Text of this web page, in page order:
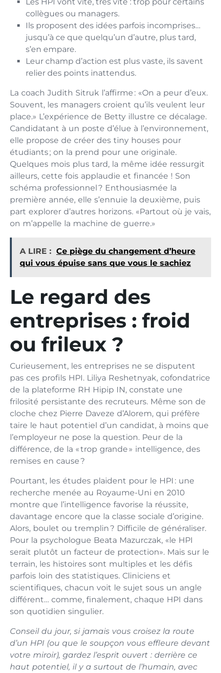
collègues ou managers.
Ils proposent des idées parfois incomprises…
jusqu’à ce que quelqu’un d’autre, plus tard,
s’en empare.
Leur champ d’action est plus vaste, ils savent
relier des points inattendus.
La coach Judith Sitruk l’affirme : «On a peur d’eux.
Souvent, les managers croient qu’ils veulent leur
place.» L’expérience de Betty illustre ce décalage.
Candidatant à un poste d’élue à l’environnement,
elle propose de créer des tiny houses pour
étudiants ; on la prend pour une originale.
Quelques mois plus tard, la même idée ressurgit
ailleurs, cette fois applaudie et financée ! Son
schéma professionnel ? Enthousiasmée la
première année, elle s’ennuie la deuxième, puis
part explorer d’autres horizons. «Partout où je vais,
on m’appelle la machine de guerre.»
A LIRE : Ce piège du changement d’heure
qui vous épuise sans que vous le sachiez
Le regard des
entreprises : froid
ou frileux ?
Curieusement, les entreprises ne se disputent
pas ces profils HPI. Liliya Reshetnyak, cofondatrice
de la plateforme RH Hipip IN, constate une
frilosité persistante des recruteurs. Même son de
cloche chez Pierre Daveze d’Alorem, qui préfère
taire le haut potentiel d’un candidat, à moins que
l’employeur ne pose la question. Peur de la
différence, de la « trop grande » intelligence, des
remises en cause ?
Pourtant, les études plaident pour le HPI : une
recherche menée au Royaume-Uni en 2010
montre que l’intelligence favorise la réussite,
davantage encore que la classe sociale d’origine.
Alors, boulet ou tremplin ? Difficile de généraliser.
Pour la psychologue Beata Mazurczak, «le HPI
serait plutôt un facteur de protection». Mais sur le
terrain, les histoires sont multiples et les défis
parfois loin des statistiques. Cliniciens et
scientifiques, chacun voit le sujet sous un angle
différent… comme, finalement, chaque HPI dans
son quotidien singulier.
Conseil du jour, si jamais vous croisez la route
d’un HPI (ou que le soupçon vous effleure devant
votre miroir), gardez l’esprit ouvert : derrière ce
haut potentiel, il y a surtout de l’humain, avec